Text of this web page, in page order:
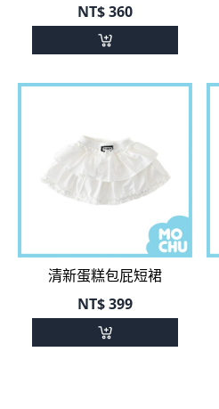
NT$360
清新蛋糕包屁短裙
NT$399